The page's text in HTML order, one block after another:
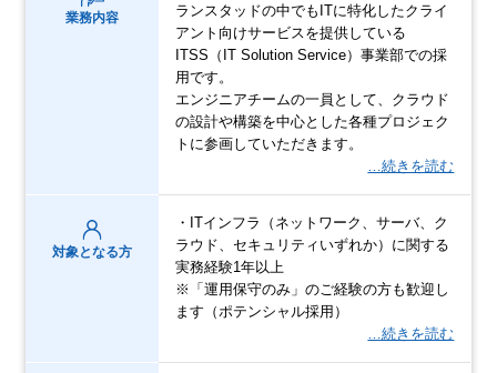
業務内容
ランスタッドの中でもITに特化したクライ
アント向けサービスを提供している
ITSS（IT Solution Service）事業部での採
用です。
エンジニアチームの一員として、クラウド
の設計や構築を中心とした各種プロジェク
トに参画していただきます。
…続きを読む
対象となる方
・ITインフラ（ネットワーク、サーバ、ク
ラウド、セキュリティいずれか）に関する
実務経験1年以上
※「運用保守のみ」のご経験の方も歓迎し
ます（ポテンシャル採用）
…続きを読む